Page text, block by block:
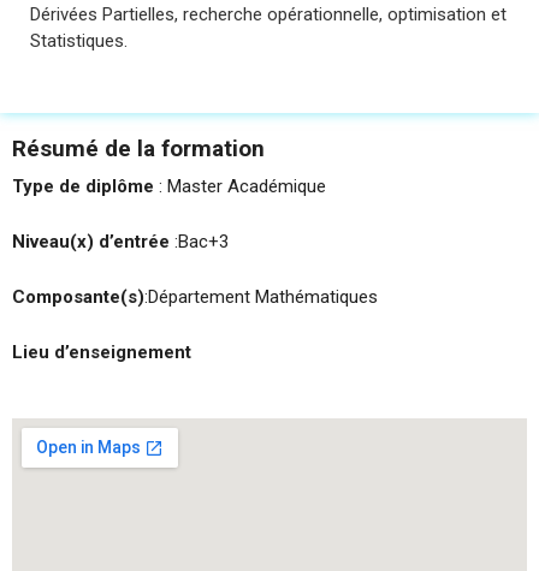
Dérivées Partielles, recherche opérationnelle, optimisation et
Statistiques.
Résumé de la formation
Type de diplôme : Master Académique
Niveau(x) d’entrée :Bac+3
Composante(s):Département Mathématiques
Lieu d’enseignement